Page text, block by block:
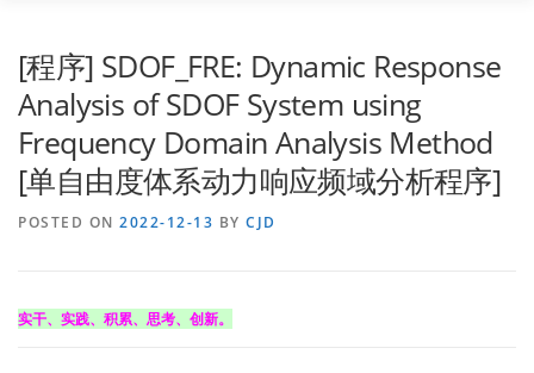
[软件笔记] [仿真分析] [出版物]
[编程] [资源] [博主]
[程序] SDOF_FRE: Dynamic Response
Analysis of SDOF System using
Frequency Domain Analysis Method
[单自由度体系动力响应频域分析程序]
POSTED ON 2022-12-13 BY CJD
实干、实践、积累、思考、创新。